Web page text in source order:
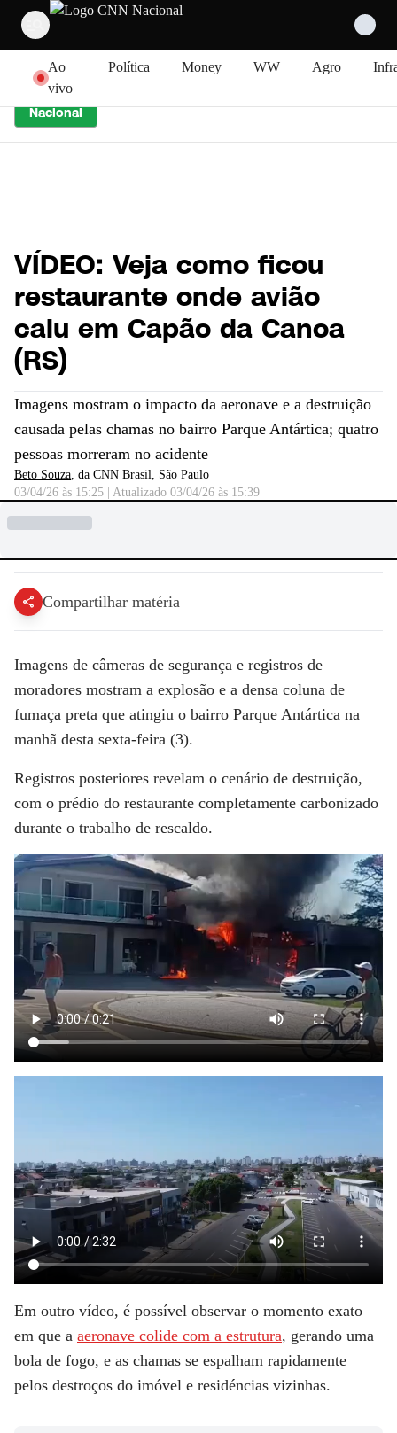
Ao
vivo
Política Money WW Agro
Nacional
VÍDEO: Veja como ficou
restaurante onde avião
caiu em Capão da Canoa
(RS)
Imagens mostram o impacto da aeronave e a destruição
causada pelas chamas no bairro Parque Antártica; quatro
pessoas morreram no acidente
Beto Souza, da CNN Brasil, São Paulo
03/04/26 às 15:25
Atualizado 03/04/26 às 15:39
Compartilhar matéria
Imagens de câmeras de segurança e registros de
moradores mostram a explosão e a densa coluna de
fumaça preta que atingiu o bairro Parque Antártica na
manhã desta sexta-feira (3).
Registros posteriores revelam o cenário de destruição,
com o prédio do restaurante completamente carbonizado
durante o trabalho de rescaldo.
Em outro vídeo, é possível observar o momento exato
em que a aeronave colide com a estrutura, gerando uma
bola de fogo, e as chamas se espalham rapidamente
pelos destroços do imóvel e residéncias vizinhas.